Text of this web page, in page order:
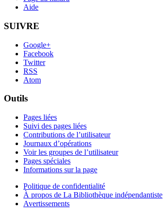
Aide
SUIVRE
Google+
Facebook
Twitter
RSS
Atom
Outils
Pages liées
Suivi des pages liées
Contributions de l’utilisateur
Journaux d’opérations
Voir les groupes de l’utilisateur
Pages spéciales
Informations sur la page
Politique de confidentialité
À propos de La Bibliothèque indépendantiste
Avertissements